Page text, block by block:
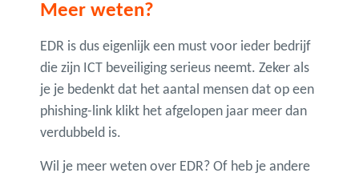
Meer weten?
EDR is dus eigenlijk een must voor ieder bedrijf
die zijn ICT beveiliging serieus neemt. Zeker als
je je bedenkt dat het aantal mensen dat op een
phishing-link klikt het afgelopen jaar meer dan
verdubbeld is.
Wil je meer weten over EDR? Of heb je andere